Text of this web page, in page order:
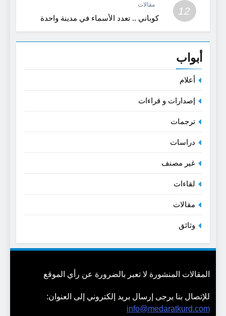
12
مقالات
كوباني .. تعدد الأسماء في مدينة واحدة
أبواب
أعلام
إصدارات و قراءات
ترجمات
دراسات
غير مصنف
لقاءات
مقالات
وثائق
المقالات المنشورة لا تعبر بالضرورة عن رأي الموقع
للإتصال بنا يرجى إرسال بريد إلكتروني إلى العنوان:
info@medaratkurd.com